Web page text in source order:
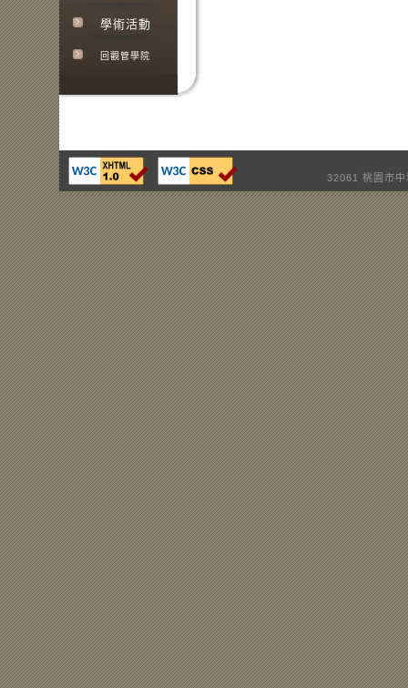
學術活動
回觀管學院
32061 桃園市